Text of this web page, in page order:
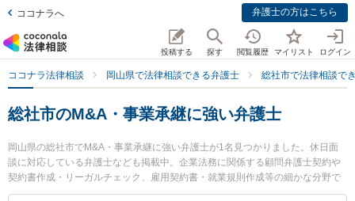
ココナラへ 弁護士の方はこちら
投稿する 探す 閲覧履歴 マイリスト ログイン
ココナラ法律相談 岡山県で法律相談できる弁護士 総社市で法律相談で
総社市のM&A・事業承継に強い弁護士
岡山県の総社市でM&A・事業承継に強い弁護士が1名見つかりました。休日面
談に対応している弁護士なども掲載中。企業法務に関係する顧問弁護士契約や
契約書作成・リーガルチェック、雇用契約書・就業規則作成等の細かな分野で
の絞り込み検索もでき便利です。特にきびのくに法律事務所の岩本 崇央弁護士